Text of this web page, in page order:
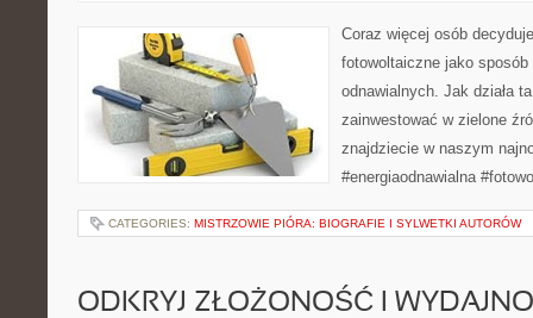
Coraz więcej osób
fotowoltaiczne jako sposób
odnawialnych. Jak działa
zainwestować w zielone
znajdziecie w naszym
#energiaodnawialna
CATEGORIES: MISTRZOWIE PIÓRA: BIOGRAFIE I SYLWETKI AUTORÓW
ODKRYJ ZŁOŻONOŚĆ I